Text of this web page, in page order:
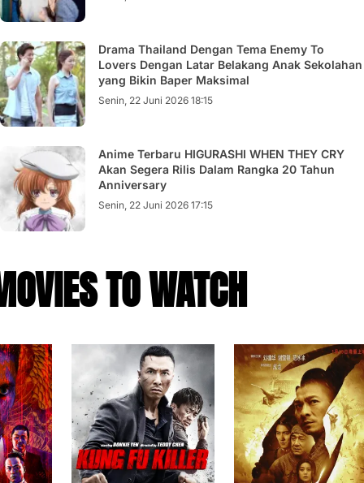
Drama Thailand Dengan Tema Enemy To
Lovers Dengan Latar Belakang Anak Sekolahan
yang Bikin Baper Maksimal
Senin, 22 Juni 2026 18:15
Anime Terbaru HIGURASHI WHEN THEY CRY
Akan Segera Rilis Dalam Rangka 20 Tahun
Anniversary
Senin, 22 Juni 2026 17:15
TO WATCH